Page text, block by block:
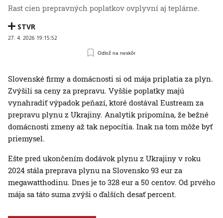
Rast cien prepravných poplatkov ovplyvní aj teplárne.
STVR
27. 4. 2026 19:15:52
Odlož na neskôr
Slovenské firmy a domácnosti si od mája priplatia za plyn.
Zvýšili sa ceny za prepravu. Vyššie poplatky majú
vynahradiť výpadok peňazí, ktoré dostával Eustream za
prepravu plynu z Ukrajiny. Analytik pripomína, že bežné
domácnosti zmeny až tak nepocítia. Inak na tom môže byť
priemysel.
Ešte pred ukončením dodávok plynu z Ukrajiny v roku
2024 stála preprava plynu na Slovensko 93 eur za
megawatthodinu. Dnes je to 328 eur a 50 centov. Od prvého
mája sa táto suma zvýši o ďalších desať percent.